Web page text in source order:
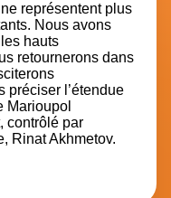
représentent plus
Nous avons
hauts
retournerons dans
préciser l’étendue
Marioupol
contrôlé par
Rinat Akhmetov.